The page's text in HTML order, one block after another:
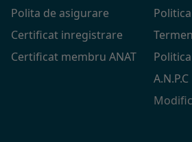
Polita de asigurare
Certificat inregistrare
Certificat membru ANAT
A.N.P.C